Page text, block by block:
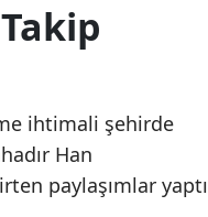
ihtimali şehirde
Han
paylaşımlar